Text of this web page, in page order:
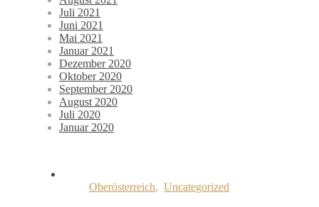
Juli 2021
Juni 2021
Mai 2021
Januar 2021
Dezember 2020
Oktober 2020
September 2020
August 2020
Juli 2020
Januar 2020
Oberösterreich, Uncategorized